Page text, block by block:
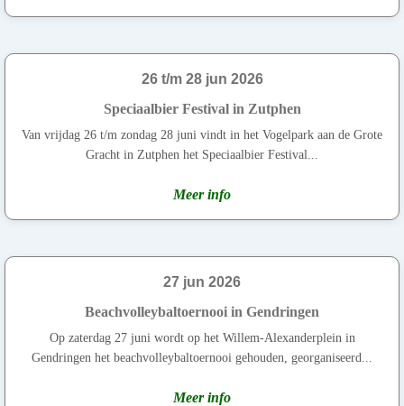
26 t/m 28 jun 2026
Speciaalbier Festival in Zutphen
Van vrijdag 26 t/m zondag 28 juni vindt in het Vogelpark aan de Grote
Gracht in Zutphen het Speciaalbier Festival...
Meer info
27 jun 2026
Beachvolleybaltoernooi in Gendringen
Op zaterdag 27 juni wordt op het Willem-Alexanderplein in
Gendringen het beachvolleybaltoernooi gehouden, georganiseerd...
Meer info